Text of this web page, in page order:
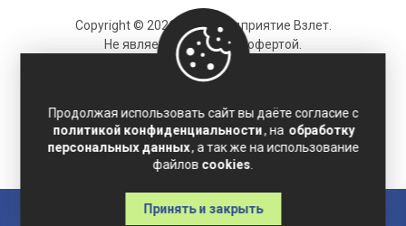
Copyright © 2026 ОДО Предприятие Взлет.
Не является публичной офертой.
Карта сайта
Политика конфиденциальности
Соглашение на обработку персональных данных
Продолжая использовать сайт вы даёте согласие с
политикой конфиденциальности, на обработку
персональных данных, а так же на использование
файлов cookies
Принять и закрыть